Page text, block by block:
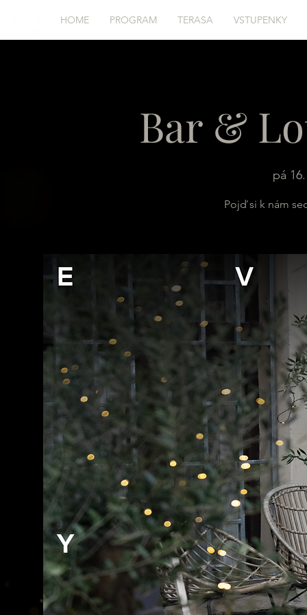
HOME PROGRAM TERASA VSTUPENKY
Bar &
pá
Pojď si k nám